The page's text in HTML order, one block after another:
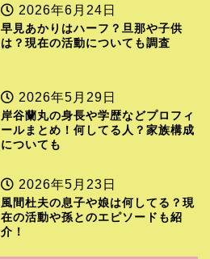
2026年6月24日
早見あかりはハーフ？旦那や子供
は？現在の活動についても調査
2026年5月29日
岸谷蘭丸の身長や学歴などプロフィ
ールまとめ！何してる人？家族構成
についても
2026年5月23日
風間杜夫の息子や娘は何してる？現
在の活動や孫とのエピソードも紹
介！